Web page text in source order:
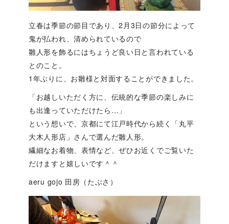
立春は季節の節目であり、2月3日の節分によって
鬼が払われ、清められているので
雛人形を飾るにはちょうど良い日と言われている
とのこと。
1年ぶりに、お雛様と対面することができました。
「お越しいただく方に、伝統的な季節の楽しみに
も出逢っていただけたら…」
という想いで、京都にて江戸時代から続く「丸平
大木人形店」さんで選んだ雛人形。
繊細なお着物、表情など、ぜひお近くでご覧いた
だけますと嬉しいです＾＾
aeru gojo 田房（たぶさ）